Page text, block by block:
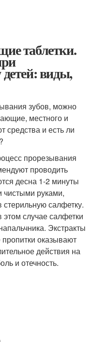
таблетки.
виды,
зубов, можно
местного и
средства и есть ли
прорезывания
проводить
десна 1-2 минуты
руками,
салфетку.
случае салфетки
Экстракты
оказывают
действия на
и отечность.